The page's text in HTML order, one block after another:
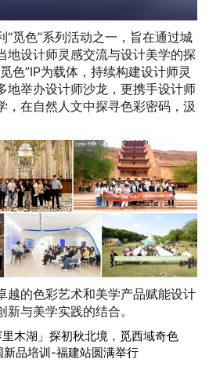
“觅色”系列活动之一，旨在通过城
地设计师灵感交流与设计美学的探
色”IP为载体，持续构建设计师灵
地举办设计师沙龙，更携手设计师
，在自然人文中探寻色彩密码，汲
越的色彩艺术和美学产品赋能设计
与美学实践的结合。
里木湖」探初秋北境，觅西域奇色
品培训-福建站圆满举行